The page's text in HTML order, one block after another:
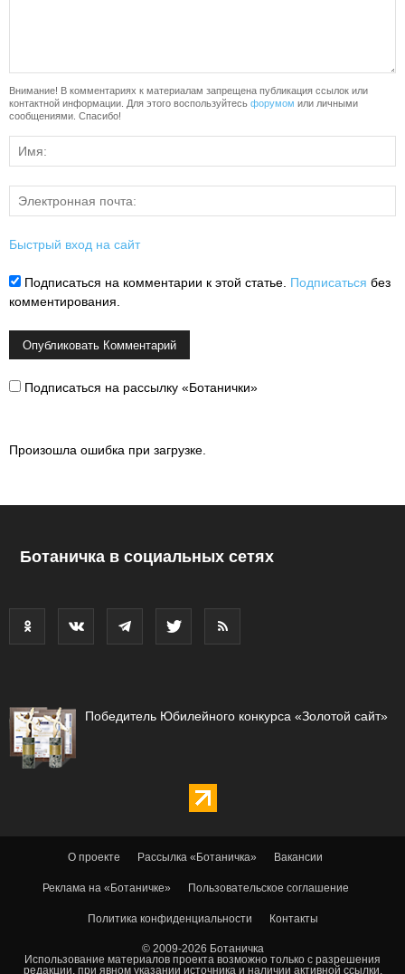
Внимание! В комментариях к материалам запрещена публикация ссылок или
контактной информации. Для этого воспользуйтесь форумом или личными
сообщениями. Спасибо!
Быстрый вход на сайт
Подписаться на комментарии к этой статье. Подписаться без
комментирования.
Подписаться на рассылку «Ботанички»
Произошла ошибка при загрузке.
Ботаничка в социальных сетях
Победитель Юбилейного конкурса «Золотой сайт»
О проекте Рассылка «Ботаничка» Вакансии
Реклама на «Ботаничке» Пользовательское соглашение
Политика конфиденциальности Контакты
© 2009-2026 Ботаничка
Использование материалов проекта возможно только с разрешения
редакции, при явном указании источника и наличии активной ссылки.